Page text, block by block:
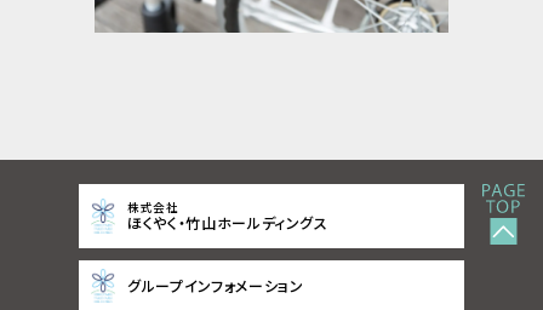
株式会社
ほくやく・竹山ホールディングス
グループインフォメーション